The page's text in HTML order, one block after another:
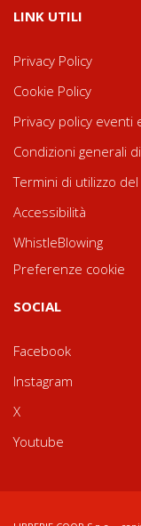
LINK UTILI
Privacy Policy
Cookie Policy
Privacy policy eventi
Condizioni generali
Termini di utilizzo
Accessibilità
WhistleBlowing
Preferenze cookie
SOCIAL
Facebook
Instagram
X
Youtube